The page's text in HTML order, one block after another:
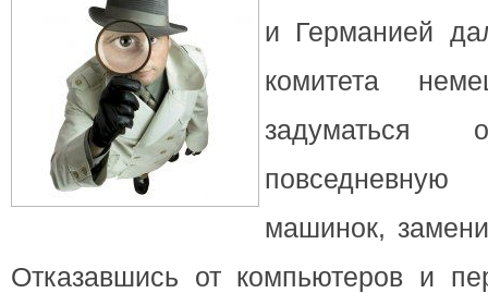
и Германией
комитета
машинок,
Отказавшись от компьютеров и